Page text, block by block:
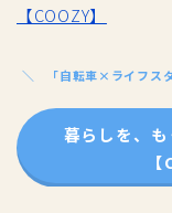
【COOZY】
「自転車×ライフス
暮らしを、